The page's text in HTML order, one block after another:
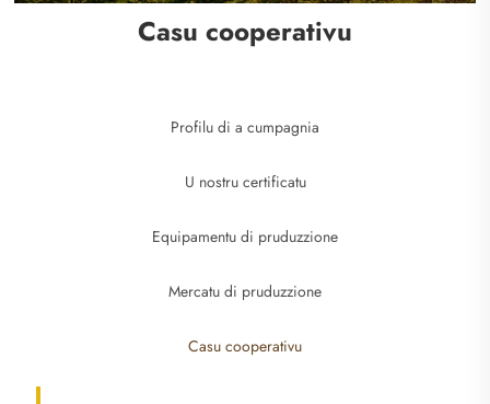
Casu cooperativu
Profilu di a cumpagnia
U nostru certificatu
Equipamentu di pruduzzione
Mercatu di pruduzzione
Casu cooperativu